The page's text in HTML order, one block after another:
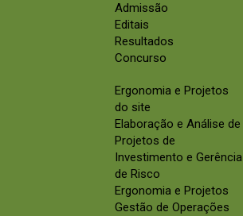
Admissão
Editais
Resultados
Concurso
Ergonomia e Projetos
do site
Elaboração e Análise de
Projetos de
Investimento e Gerência
de Risco
Ergonomia e Projetos
Gestão de Operações